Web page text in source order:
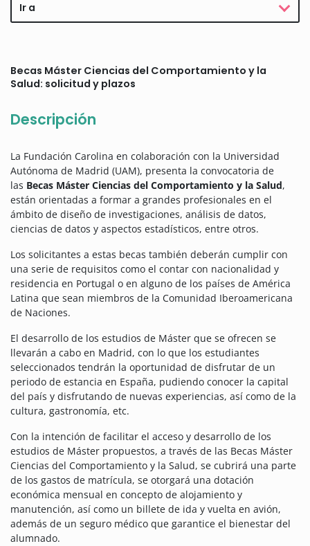
Ir a
Becas Máster Ciencias del Comportamiento y la
Salud: solicitud y plazos
Descripción
La Fundación Carolina en colaboración con la Universidad
Autónoma de Madrid (UAM), presenta la convocatoria de
las Becas Máster Ciencias del Comportamiento y la Salud,
están orientadas a formar a grandes profesionales en el
ámbito de diseño de investigaciones, análisis de datos,
ciencias de datos y aspectos estadísticos, entre otros.
Los solicitantes a estas becas también deberán cumplir con
una serie de requisitos como el contar con nacionalidad y
residencia en Portugal o en alguno de los países de América
Latina que sean miembros de la Comunidad Iberoamericana
de Naciones.
El desarrollo de los estudios de Máster que se ofrecen se
llevarán a cabo en Madrid, con lo que los estudiantes
seleccionados tendrán la oportunidad de disfrutar de un
periodo de estancia en España, pudiendo conocer la capital
del país y disfrutando de nuevas experiencias, así como de la
cultura, gastronomía, etc.
Con la intención de facilitar el acceso y desarrollo de los
estudios de Máster propuestos, a través de las Becas Máster
Ciencias del Comportamiento y la Salud, se cubrirá una parte
de los gastos de matrícula, se otorgará una dotación
económica mensual en concepto de alojamiento y
manutención, así como un billete de ida y vuelta en avión,
además de un seguro médico que garantice el bienestar del
alumnado.